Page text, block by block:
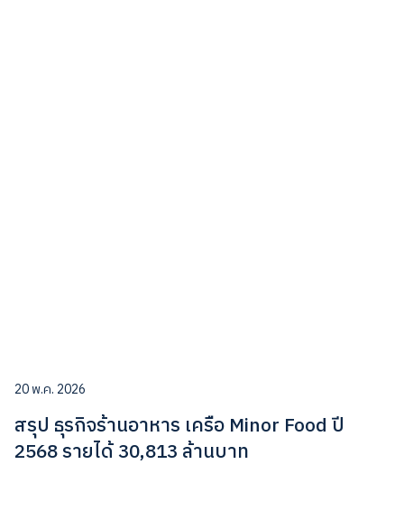
20 พ.ค. 2026
สรุป ธุรกิจร้านอาหาร เครือ Minor Food ปี
2568 รายได้ 30,813 ล้านบาท